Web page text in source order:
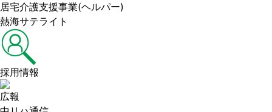
居宅介護支援事業(ヘルパー)
熱海サテライト
採用情報
広報